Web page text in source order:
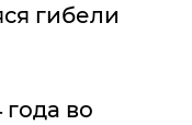
гибели
во